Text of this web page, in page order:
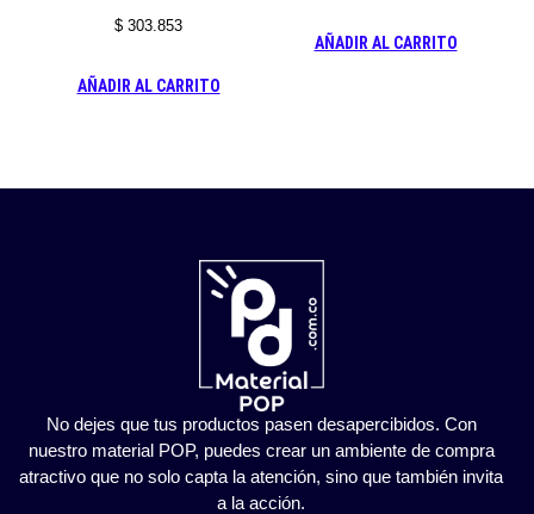
$ 303.853
AÑADIR AL CARRITO
AÑADIR AL CARRITO
No dejes que tus productos pasen desapercibidos. Con
nuestro material POP, puedes crear un ambiente de compra
atractivo que no solo capta la atención, sino que también invita
a la acción.